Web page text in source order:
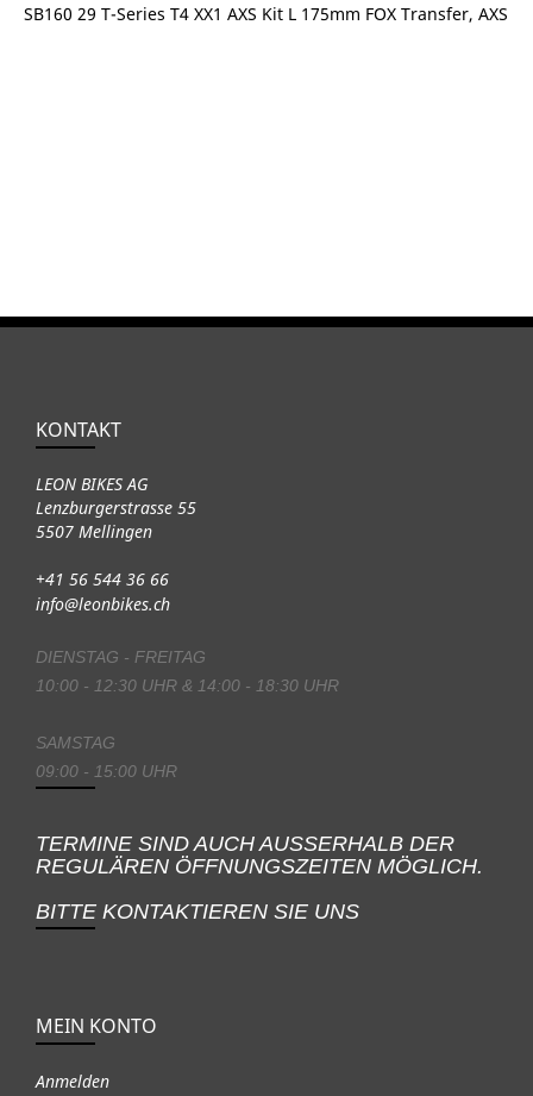
SB160 29 T-Series T4 XX1 AXS Kit L 175mm FOX Transfer, AXS
KONTAKT
LEON BIKES AG
Lenzburgerstrasse 55
5507 Mellingen
+41 56 544 36 66
info@leonbikes.ch
DIENSTAG - FREITAG
10:00 - 12:30 UHR & 14:00 - 18:30 UHR
SAMSTAG
09:00 - 15:00 UHR
TERMINE SIND AUCH AUSSERHALB DER
REGULÄREN ÖFFNUNGSZEITEN MÖGLICH.
BITTE KONTAKTIEREN SIE UNS
MEIN KONTO
Anmelden